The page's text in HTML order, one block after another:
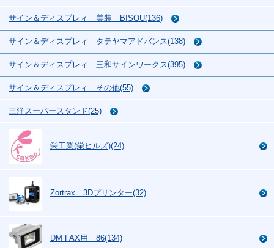
サイン＆ディスプレィ 美装 BISOU(136)
サイン＆ディスプレィ タテヤマアドバンス(138)
サイン＆ディスプレィ 三和サインワークス(395)
サイン＆ディスプレィ その他(55)
三洋スーパースタンド(25)
栄工業(栄ヒルズ)(24)
Zortrax 3Dプリンター(32)
DM FAX用 86(134)